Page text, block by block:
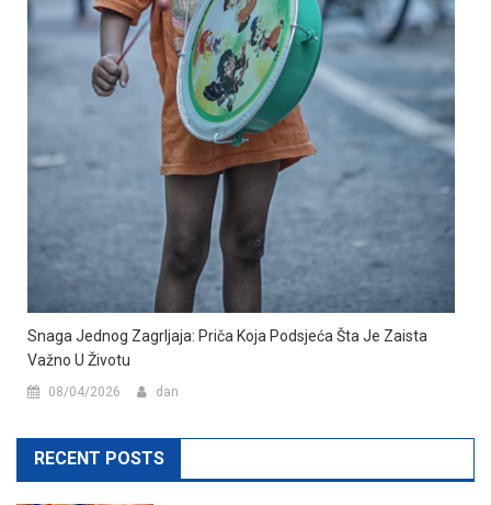
Snaga Jednog Zagrljaja: Priča Koja Podsjeća Šta Je Zaista
Važno U Životu
08/04/2026 dan
RECENT POSTS